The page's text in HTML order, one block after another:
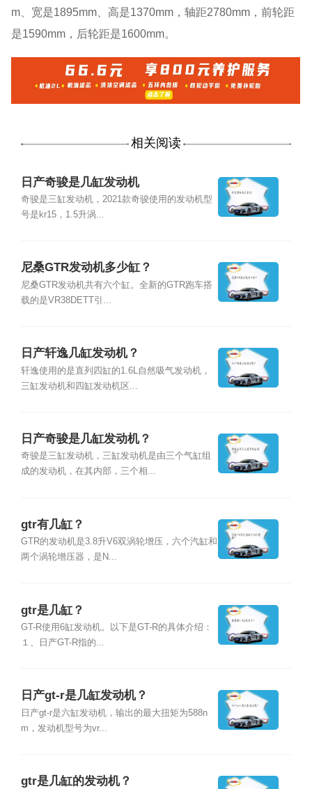
m、宽是1895mm、高是1370mm，轴距2780mm，前轮距
是1590mm，后轮距是1600mm。
相关阅读
日产奇骏是几缸发动机
奇骏是三缸发动机，2021款奇骏使用的发动机型
号是kr15，1.5升涡...
尼桑GTR发动机多少缸？
尼桑GTR发动机共有六个缸。全新的GTR跑车搭
载的是VR38DETT引...
日产轩逸几缸发动机？
轩逸使用的是直列四缸的1.6L自然吸气发动机，
三缸发动机和四缸发动机区...
日产奇骏是几缸发动机？
奇骏是三缸发动机，三缸发动机是由三个气缸组
成的发动机，在其内部，三个相...
gtr有几缸？
GTR的发动机是3.8升V6双涡轮增压，六个汽缸和
两个涡轮增压器，是N...
gtr是几缸？
GT-R使用6缸发动机。以下是GT-R的具体介绍：
１、日产GT-R指的...
日产gt-r是几缸发动机？
日产gt-r是六缸发动机，输出的最大扭矩为588n
m，发动机型号为vr...
gtr是几缸的发动机？